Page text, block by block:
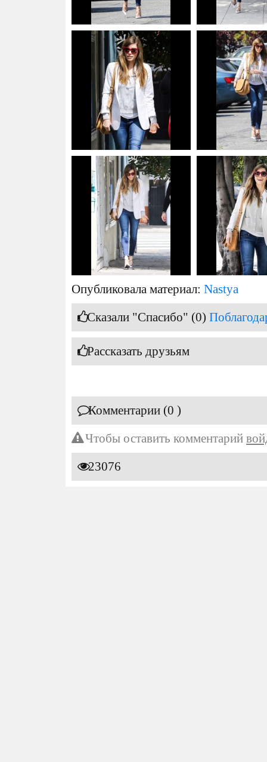
Опубликовала материал: Nastya
Сказали "Спасибо" (0)
Рассказать друзьям
Комментарии (0 )
Чтобы оставить комментарий
23076